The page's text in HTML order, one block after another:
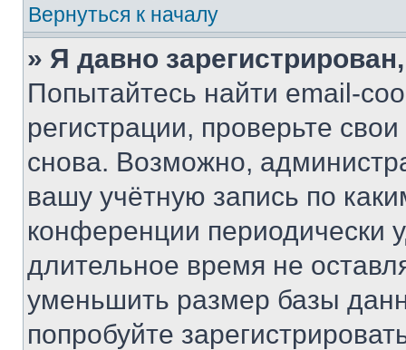
Вернуться к началу
» Я давно
Попытайтесь найти email-
регистрации, проверьте
снова. Возможно,
вашу учётную запись по
конференции периодически
длительное время не
уменьшить размер базы
попробуйте